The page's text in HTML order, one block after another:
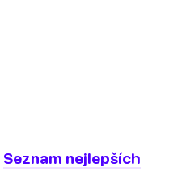
Seznam nejlepších